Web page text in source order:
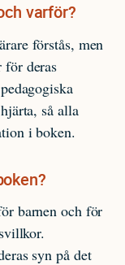
varför?
förstås, men
för deras
så alla
i boken.
barnen och för
syn på det